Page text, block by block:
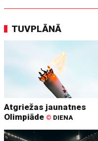
TUVPLĀNĀ
Atgriežas jaunatnes
Olimpiāde © DIENA